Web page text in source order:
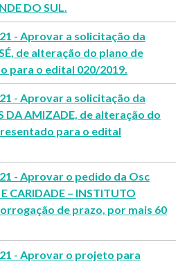
DO SUL.
- Aprovar a solicitação da
de alteração do plano de
para o edital 020/2019.
- Aprovar a solicitação da
DA AMIZADE, de alteração do
para o edital
- Aprovar o pedido da Osc
CARIDADE – INSTITUTO
de prazo, por mais 60
- Aprovar o projeto para